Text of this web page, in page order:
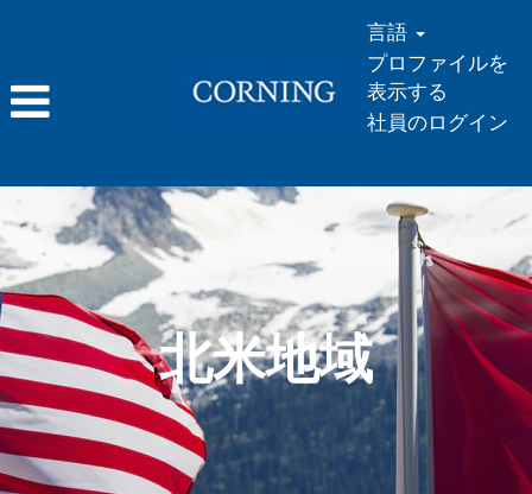
言語
プロファイルを
表示する
社員のログイン
北
米
地
域
北米地域